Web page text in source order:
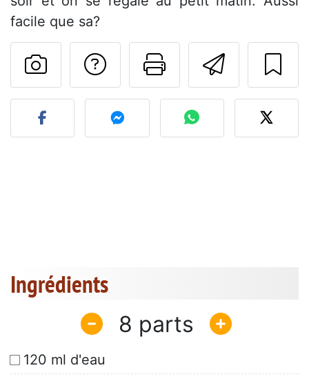
facile que sa?
Imprimer
Poser une
Publier votre photo de
Ingrédients
8
120 ml d'eau